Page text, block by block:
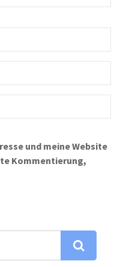
und meine Website
Kommentierung,